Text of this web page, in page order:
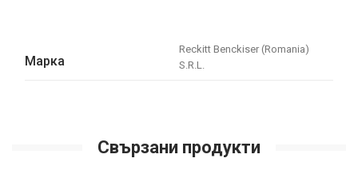
Марка
Reckitt Benckiser (Romania)
S.R.L.
Свързани продукти